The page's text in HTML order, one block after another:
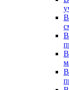
В
В
В
В